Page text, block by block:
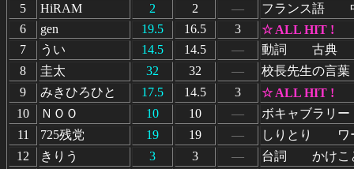
5
HiRAM 2 2 ―
フランス語
6
gen 19.5 16.5 3
☆ ALL HIT !
7
うい 14.5 14.5 ―
動詞 古典
8
圭太 32 32 ―
校長先生の言葉
9
みきひろひと 17.5 14.5 3
☆ ALL HIT !
10
ＮＯＯ 10 10 ―
ボキャブラ
11
725残党 19 19 ―
しりとり ワ
12
きりう 3 3 ―
台詞 かけこ